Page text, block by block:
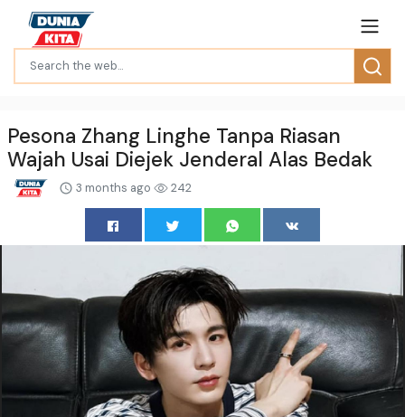
Pesona Zhang Linghe Tanpa Riasan
Wajah Usai Diejek Jenderal Alas Bedak
3 months ago 242